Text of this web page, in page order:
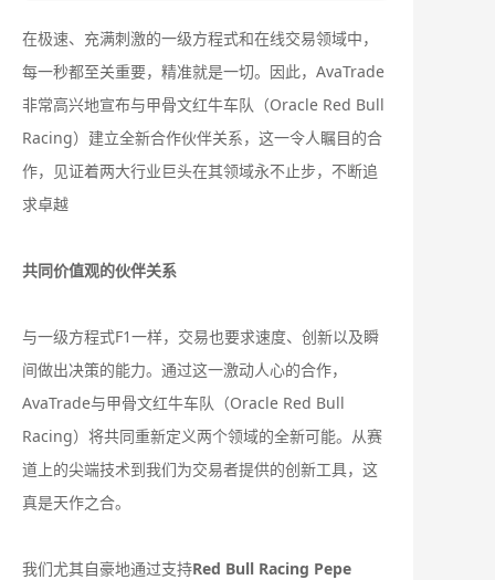
在极速、充满刺激的一级方程式和在线交易领域中，
每一秒都至关重要，精准就是一切。因此，AvaTrade
非常高兴地宣布与甲骨文红牛车队（Oracle Red Bull
Racing）建立全新合作伙伴关系，这一令人瞩目的合
作，见证着两大行业巨头在其领域永不止步，不断追
求卓越
共同价值观的伙伴关系
与一级方程式F1一样，交易也要求速度、创新以及瞬
间做出决策的能力。通过这一激动人心的合作，
AvaTrade与甲骨文红牛车队（Oracle Red Bull
Racing）将共同重新定义两个领域的全新可能。从赛
道上的尖端技术到我们为交易者提供的创新工具，这
真是天作之合。
我们尤其自豪地通过支持Red Bull Racing Pepe